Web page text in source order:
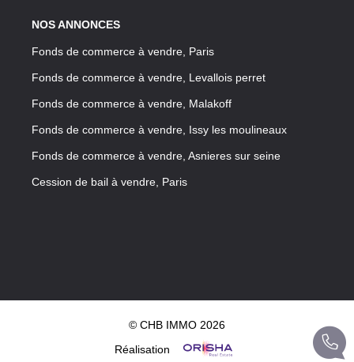
NOS ANNONCES
Fonds de commerce à vendre, Paris
Fonds de commerce à vendre, Levallois perret
Fonds de commerce à vendre, Malakoff
Fonds de commerce à vendre, Issy les moulineaux
Fonds de commerce à vendre, Asnieres sur seine
Cession de bail à vendre, Paris
© CHB IMMO 2026
Réalisation